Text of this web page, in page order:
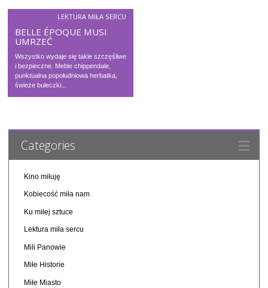
LEKTURA MIŁA SERCU
BELLE ÉPOQUE MUSI
UMRZEĆ
Wszystko wydaje się takie szczęśliwe
i bezpieczne. Meble chippendale,
punktualna popołudniowa herbatka,
świeże bułeczki...
Categories
Kino miłuję
Kobiecość miła nam
Ku miłej sztuce
Lektura miła sercu
Mili Panowie
Miłe Historie
Miłe Miasto